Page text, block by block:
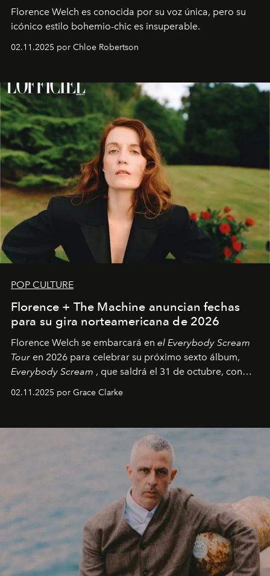
Florence Welch es conocida por su voz única, pero su
icónico estilo bohemio-chic es insuperable.
02.11.2025 por Chloe Robertson
POP CULTURE
Florence + The Machine anuncian fechas
para su gira norteamericana de 2026
Florence Welch se embarcará en el Everybody Scream
Tour en 2026 para celebrar su próximo sexto álbum,
Everybody Scream , que saldrá el 31 de octubre, con
02.11.2025 por Grace Clarke